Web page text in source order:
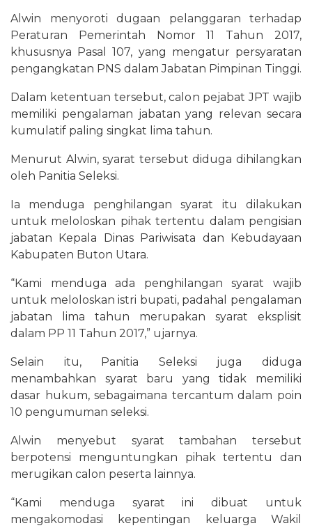
Alwin menyoroti dugaan pelanggaran terhadap
Peraturan Pemerintah Nomor 11 Tahun 2017,
khususnya Pasal 107, yang mengatur persyaratan
pengangkatan PNS dalam Jabatan Pimpinan Tinggi.
Dalam ketentuan tersebut, calon pejabat JPT wajib
memiliki pengalaman jabatan yang relevan secara
kumulatif paling singkat lima tahun.
Menurut Alwin, syarat tersebut diduga dihilangkan
oleh Panitia Seleksi.
Ia menduga penghilangan syarat itu dilakukan
untuk meloloskan pihak tertentu dalam pengisian
jabatan Kepala Dinas Pariwisata dan Kebudayaan
Kabupaten Buton Utara.
“Kami menduga ada penghilangan syarat wajib
untuk meloloskan istri bupati, padahal pengalaman
jabatan lima tahun merupakan syarat eksplisit
dalam PP 11 Tahun 2017,” ujarnya.
Selain itu, Panitia Seleksi juga diduga
menambahkan syarat baru yang tidak memiliki
dasar hukum, sebagaimana tercantum dalam poin
10 pengumuman seleksi.
Alwin menyebut syarat tambahan tersebut
berpotensi menguntungkan pihak tertentu dan
merugikan calon peserta lainnya.
“Kami menduga syarat ini dibuat untuk
mengakomodasi kepentingan keluarga Wakil